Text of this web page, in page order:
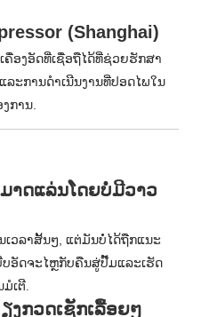
(Shanghai)
ຄື່ອງອັດທີ່ເຊື່ອຖືໄດ້ທີ່ຊ່ວຍຮັກສາ
ະການດໍາເນີນງານທີ່ປອດໄພໃນ
ການ.
າດແລ່ນໂດຍບໍ່ມີວາວ
ເວລາສັ້ນໆ, ແຕ່ມັນບໍ່ໄດ້ຖືກແນະ
ອັດຈະໄຫຼກັບຄືນສູ່ປັ໊ມແລະເຮັດ
ເຕີ.
ງກວດເຊັກເລື້ອຍໆ